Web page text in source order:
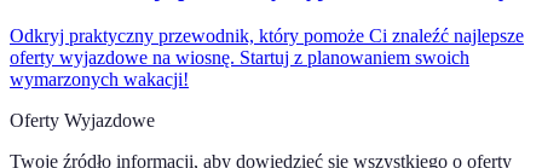
Odkryj praktyczny przewodnik, który pomoże Ci znaleźć najlepsze
oferty wyjazdowe na wiosnę. Startuj z planowaniem swoich
wymarzonych wakacji!
Oferty Wyjazdowe
Twoje źródło informacji, aby dowiedzieć się wszystkiego o oferty